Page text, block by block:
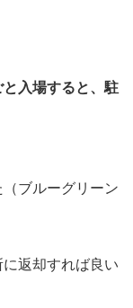
入場すると、駐
ブルーグリーン
返却すれば良い